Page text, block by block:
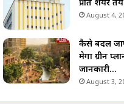
प्रति शेयर
August 4,
कैसे बदल
मेगा ग्रीन
जानकारी…
August 3,